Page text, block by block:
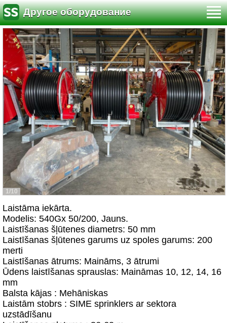
Другое оборудование
1/10
Laistāma iekārta.
Modelis: 540Gx 50/200, Jauns.
Laistīšanas šļūtenes diametrs: 50 mm
Laistīšanas šļūtenes garums uz spoles garums: 200
merti
Laistīšanas ātrums: Maināms, 3 ātrumi
Ūdens laistīšanas sprauslas: Maināmas 10, 12, 14, 16
mm
Balsta kājas : Mehāniskas
Laistām stobrs : SIME sprinklers ar sektora
uzstādīšanu